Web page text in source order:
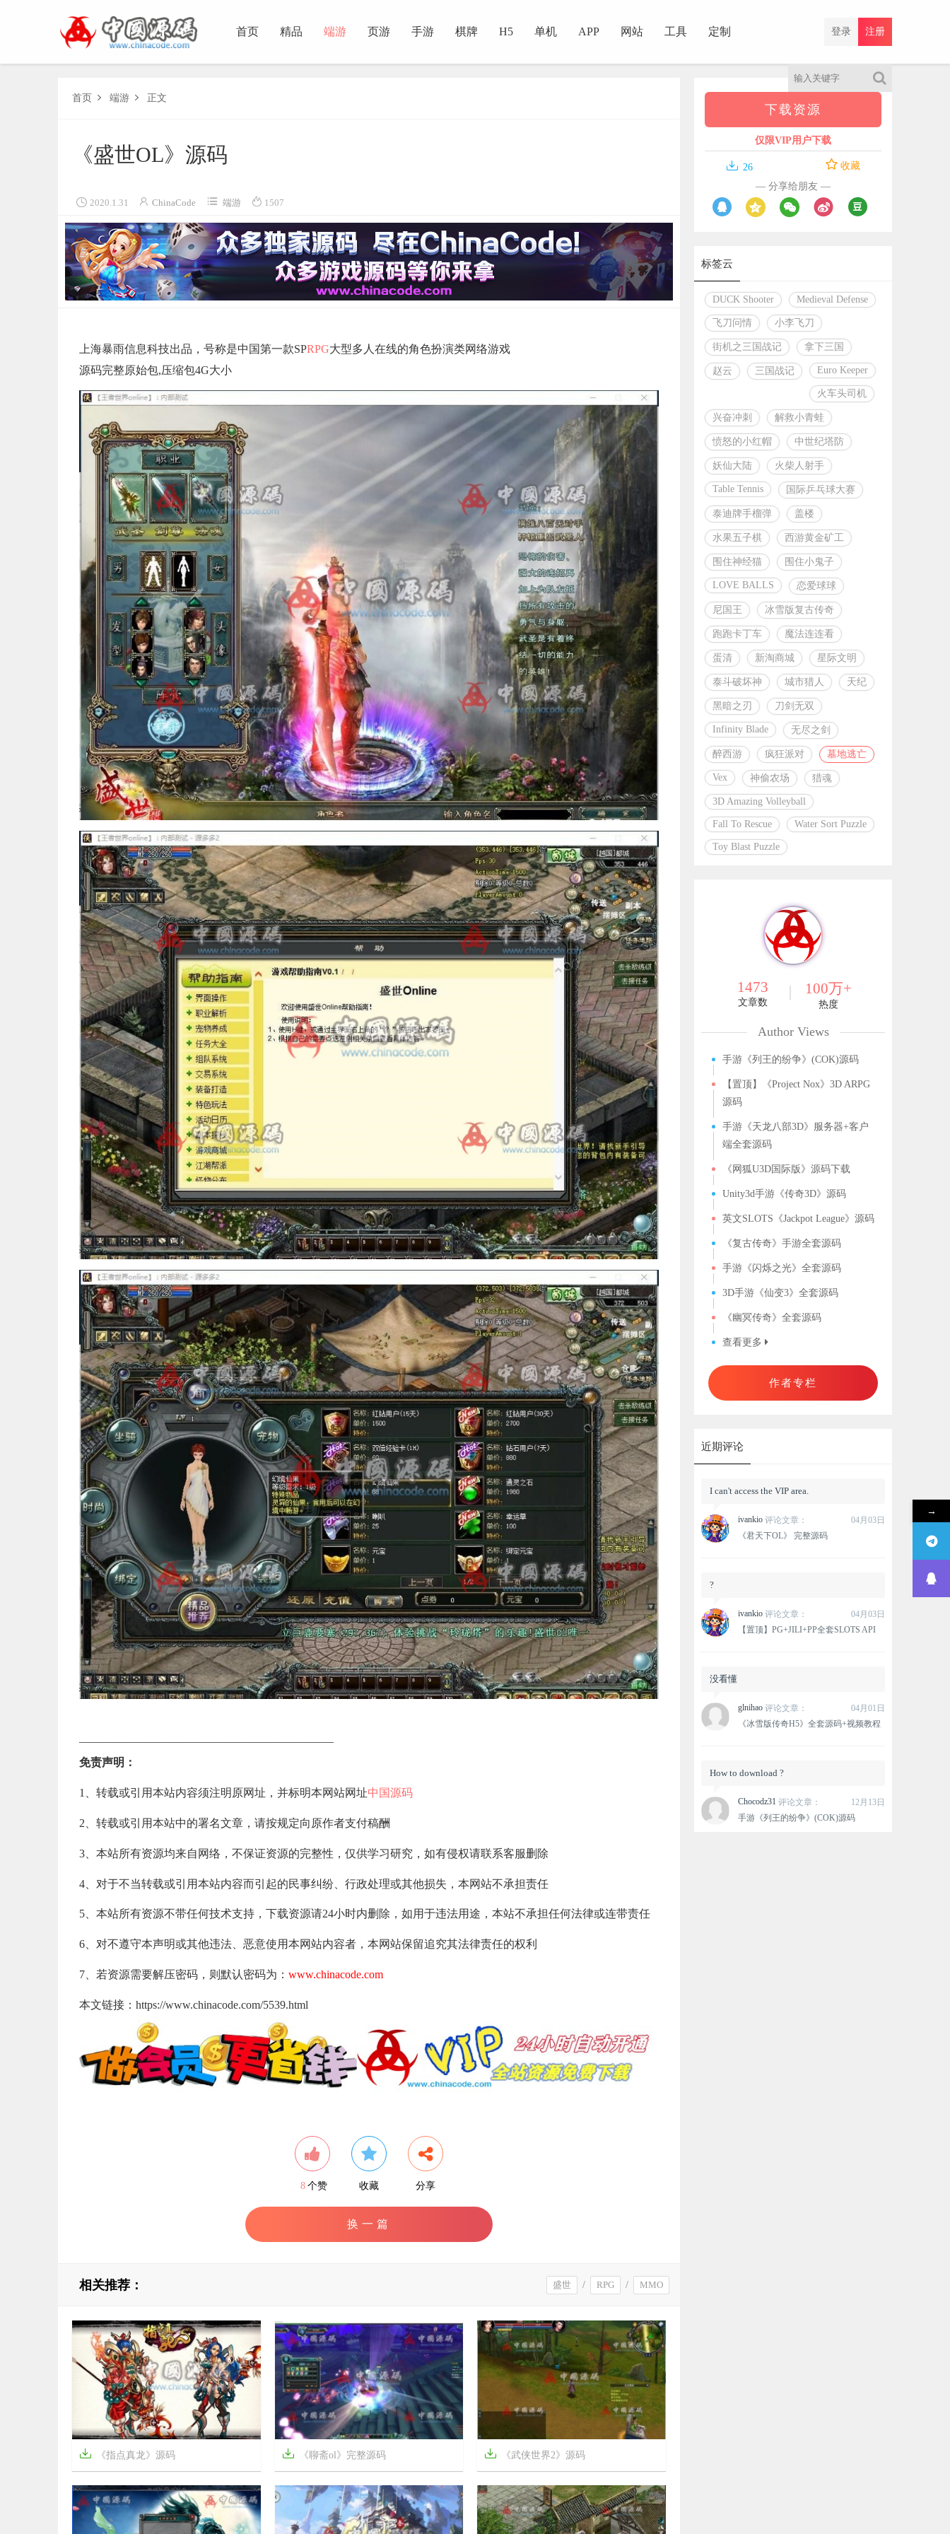
首页 精品 端游 页游 手游 棋牌 H5 单机 APP 网站 工具 定制 注册
登录
首页  端游  正文
《盛世OL》源码
 2020.1.31  ChinaCode  端游  1507
上海暴雨信息科技出品，号称是中国第一款SPRPG大型多人在线的角色扮演类网络游戏
源码完整原始包,压缩包4G大小
——————————————————————–
免责声明：
1、转载或引用本站内容须注明原网址，并标明本网站网址中国源码
2、转载或引用本站中的署名文章，请按规定向原作者支付稿酬
3、本站所有资源均来自网络，不保证资源的完整性，仅供学习研究，如有侵权请联系客服删除
4、对于不当转载或引用本站内容而引起的民事纠纷、行政处理或其他损失，本网站不承担责任
5、本站所有资源不带任何技术支持，下载资源请24小时内删除，如用于违法用途，本站不承担任何法律或连带责任
6、对不遵守本声明或其他违法、恶意使用本网站内容者，本网站保留追究其法律责任的权利
7、若资源需要解压密码，则默认密码为： www.chinacode.com
本文链接：https://www.chinacode.com/5539.html
8 个赞 收藏 分享
换一篇
相关推荐： MMO
/
RPG
/
盛世
 《指点真龙》源码  《聊斋ol》完整源码  《武侠世界2》源码
下载资源
仅限VIP用户下载
 26
收藏
— 分享给朋友 —
标签云
DUCK Shooter Medieval Defense
飞刀问情 小李飞刀
街机之三国战记 拿下三国
赵云 三国战记 Euro Keeper
火车头司机
兴奋冲刺 解救小青蛙
愤怒的小红帽 中世纪塔防
妖仙大陆 火柴人射手
Table Tennis 国际乒乓球大赛
泰迪牌手榴弹 盖楼
水果五子棋 西游黄金矿工
围住神经猫 围住小鬼子
LOVE BALLS 恋爱球球
尼国王 冰雪版复古传奇
跑跑卡丁车 魔法连连看
蛋清 新淘商城 星际文明
泰斗破坏神 城市猎人 天纪
黑暗之刃 刀剑无双
Infinity Blade 无尽之剑
醉西游 疯狂派对 墓地逃亡
Vex 神偷农场 猎魂
3D Amazing Volleyball
Fall To Rescue Water Sort Puzzle
Toy Blast Puzzle
1473
文章数
100万+
热度
Author Views
手游《列王的纷争》(COK)源码
【置顶】《Project Nox》3D ARPG
源码
手游《天龙八部3D》服务器+客户
端全套源码
《网狐U3D国际版》源码下载
Unity3d手游《传奇3D》源码
英文SLOTS《Jackpot League》源码
《复古传奇》手游全套源码
手游《闪烁之光》全套源码
3D手游《仙变3》全套源码
《幽冥传奇》全套源码
查看更多
作者专栏
近期评论
I can't access the VIP area.
ivankio 评论文章：
04月03日
《君天下OL》 完整源码
?
ivankio 评论文章：
04月03日
【置顶】PG+JILI+PP全套SLOTS API
没看懂
glnihao 评论文章：
04月01日
《冰雪版传奇H5》全套源码+视频教程
How to download ?
Chocodz31 评论文章：
12月13日
手游《列王的纷争》(COK)源码
→